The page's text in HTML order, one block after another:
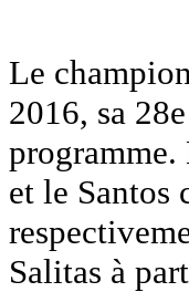
Le
2016, sa
et le Santos
Salitas à